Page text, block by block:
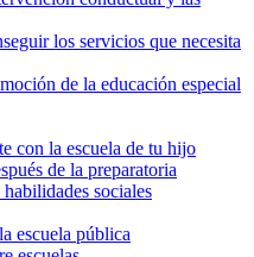
los servicios que necesita
de la educación especial
con la escuela de tu hijo
de la preparatoria
sociales
escuela pública